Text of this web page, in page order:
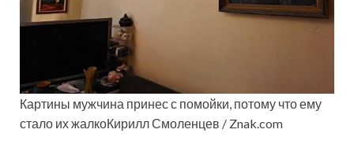
Картины мужчина принес с помойки, потому что ему
стало их жалкоКирилл Смоленцев / Znak.com